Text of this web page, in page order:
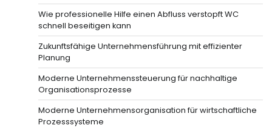
Wie professionelle Hilfe einen Abfluss verstopft WC
schnell beseitigen kann
Zukunftsfähige Unternehmensführung mit effizienter
Planung
Moderne Unternehmenssteuerung für nachhaltige
Organisationsprozesse
Moderne Unternehmensorganisation für wirtschaftliche
Prozesssysteme